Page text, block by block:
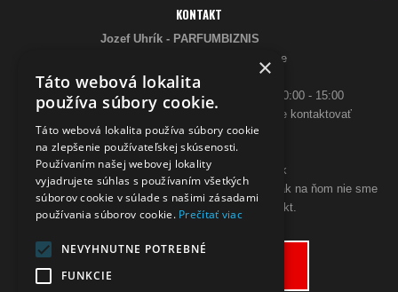
KONTAKT
Jozef Uhrík - PARFUMBIZNIS
Saratovská 2926/21 93405 Levice
Telefón:
0948 005 546
- PO-PIA: 10:00 - 18:00, SO 10:00 - 15:00
ak sa aj hneď nedovoláte, budeme Vás spätne kontaktovať
Email:
poslimasem@gmail.com
objednavky@zpohodliadomova.sk
Kontaktovať nás môžete aj cez zákaznícky chat, ak na ňom nie sme
prítomný, zanechajte na seba kontakt.
×
Táto webová lokalita
používa súbory cookie.
Táto webová lokalita používa súbory cookie
na zlepšenie používateľskej skúsenosti.
Používaním našej webovej lokality
vyjadrujete súhlas s používaním všetkých
súborov cookie v súlade s našimi zásadami
používania súborov cookie. Prečítať viac
NEVYHNUTNE POTREBNÉ
FUNKCIE